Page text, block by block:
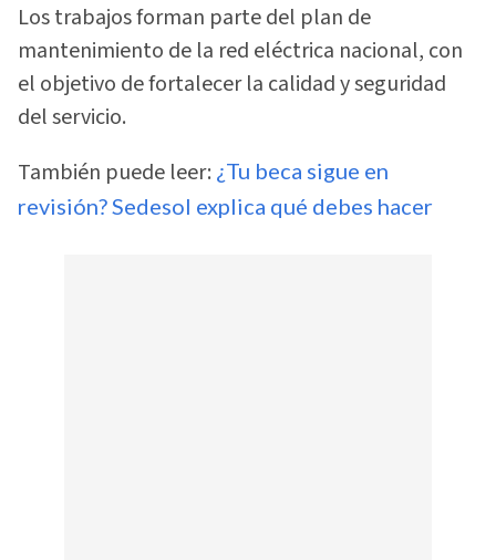
Los trabajos forman parte del plan de
mantenimiento de la red eléctrica nacional, con
el objetivo de fortalecer la calidad y seguridad
del servicio.
También puede leer: ¿Tu beca sigue en
revisión? Sedesol explica qué debes hacer